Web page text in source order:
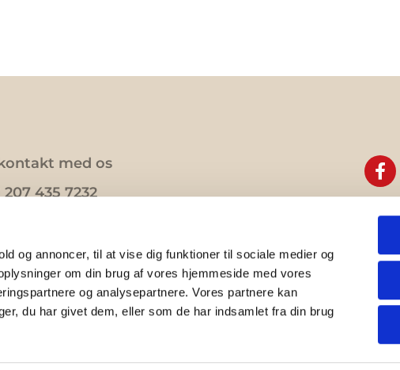
og annoncer, til at vise dig funktioner til sociale medier og
om din brug af vores hjemmeside med vores
og analysepartnere. Vores partnere kan
du har givet dem, eller som de har indsamlet fra din brug
med os
435 7232